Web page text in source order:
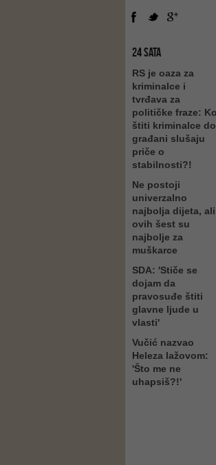
24 SATA
RS je oaza za
kriminalce i
tvrđava za
političke fraze: Ko
štiti kriminalce
građani slušaju
priče o
stabilnosti?!
Ne postoji
univerzalno
najbolja dijeta, ali
ovih šest su
najbolje za
muškarce
SDA: 'Stiče se
dojam da
pravosuđe štiti
glavne ljude u
vlasti'
Vučić nazvao
Heleza lažovom:
'Što me ne
uhapsiš?!'